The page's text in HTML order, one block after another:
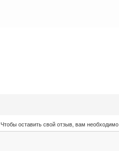
Чтобы оставить свой отзыв, вам необходимо